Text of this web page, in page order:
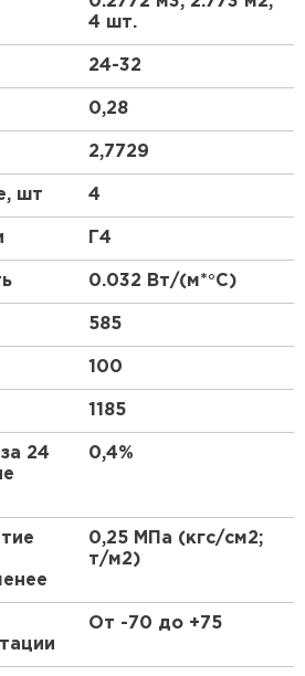
в
материалом для
кровли, фундаменты,
в конструкциях,
высоким нагрузкам.
теплопроводность
(однородная
ячеек)
на сжатие и изгиб
4 шт.
24-32
0,28
2,7729
шт 4
Г4
0.032 Вт/(м*°C)
585
100
1185
24
0,4%
0,25 МПа (кгс/см2;
т/м2)
От -70 до +75
ПЕРЕЙТИ
Теплекс
кровля Брит
Knauf
Isoroc